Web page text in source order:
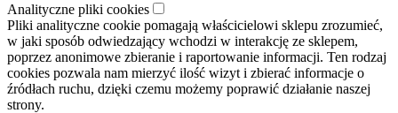
Analityczne pliki cookies
Pliki analityczne cookie pomagają właścicielowi sklepu zrozumieć,
w jaki sposób odwiedzający wchodzi w interakcję ze sklepem,
poprzez anonimowe zbieranie i raportowanie informacji. Ten rodzaj
cookies pozwala nam mierzyć ilość wizyt i zbierać informacje o
źródłach ruchu, dzięki czemu możemy poprawić działanie naszej
strony.